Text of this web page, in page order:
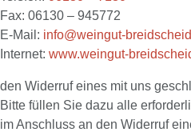
Fax: 06130 – 945772
E-Mail: info@weingut-
Internet: www.weingut-
den Widerruf eines mit uns
Bitte füllen Sie dazu alle
im Anschluss an den Widerruf